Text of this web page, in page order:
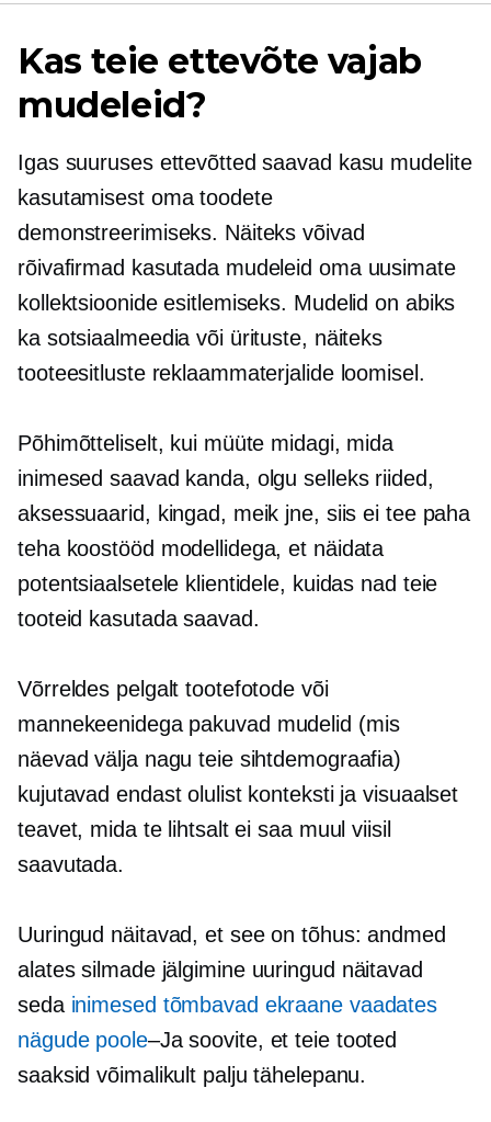
Kas teie ettevõte vajab
mudeleid?
Igas suuruses ettevõtted saavad kasu mudelite
kasutamisest oma toodete
demonstreerimiseks. Näiteks võivad
rõivafirmad kasutada mudeleid oma uusimate
kollektsioonide esitlemiseks. Mudelid on abiks
ka sotsiaalmeedia või ürituste, näiteks
tooteesitluste reklaammaterjalide loomisel.
Põhimõtteliselt, kui müüte midagi, mida
inimesed saavad kanda, olgu selleks riided,
aksessuaarid, kingad, meik jne, siis ei tee paha
teha koostööd modellidega, et näidata
potentsiaalsetele klientidele, kuidas nad teie
tooteid kasutada saavad.
Võrreldes pelgalt tootefotode või
mannekeenidega pakuvad mudelid (mis
näevad välja nagu teie sihtdemograafia)
kujutavad endast olulist konteksti ja visuaalset
teavet, mida te lihtsalt ei saa muul viisil
saavutada.
Uuringud näitavad, et see on tõhus: andmed
alatessilmade jälgimineuuringud näitavad
seda inimesed tõmbavad ekraane vaadates
nägude poole–Jasoovite, et teie tooted
saaksid võimalikult palju tähelepanu.